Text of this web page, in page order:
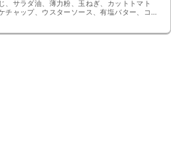
、サラダ油、薄力粉、玉ねぎ、カットトマト
チャップ、ウスターソース、有塩バター、コン